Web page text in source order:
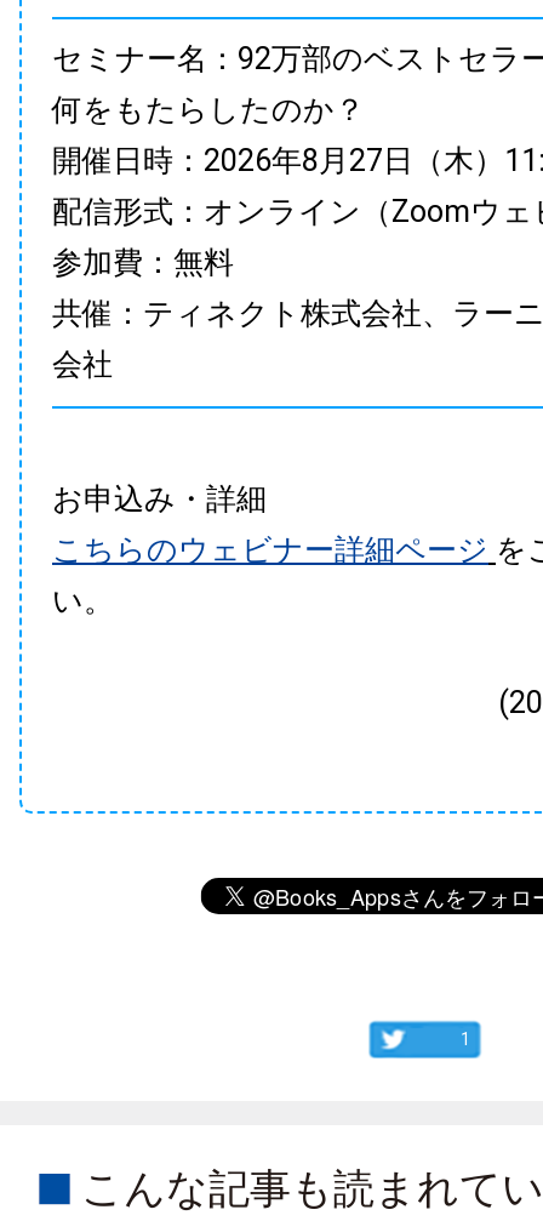
セミナー名：92万部のベストセラ
何をもたらしたのか？
開催日時：2026年8月27日（木）
配信形式：オンライン（Zoomウェ
参加費：無料
共催：ティネクト株式会社、ラー
会社
お申込み・詳細
こちらのウェビナー詳細ページ を
い。
1
こんな記事も読まれて